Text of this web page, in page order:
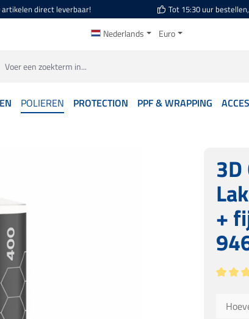
artikelen direct leverbaar! Tot 15:30 uur
Nederlands Euro
POLIEREN PROTECTION PPF & WRAPPING
+